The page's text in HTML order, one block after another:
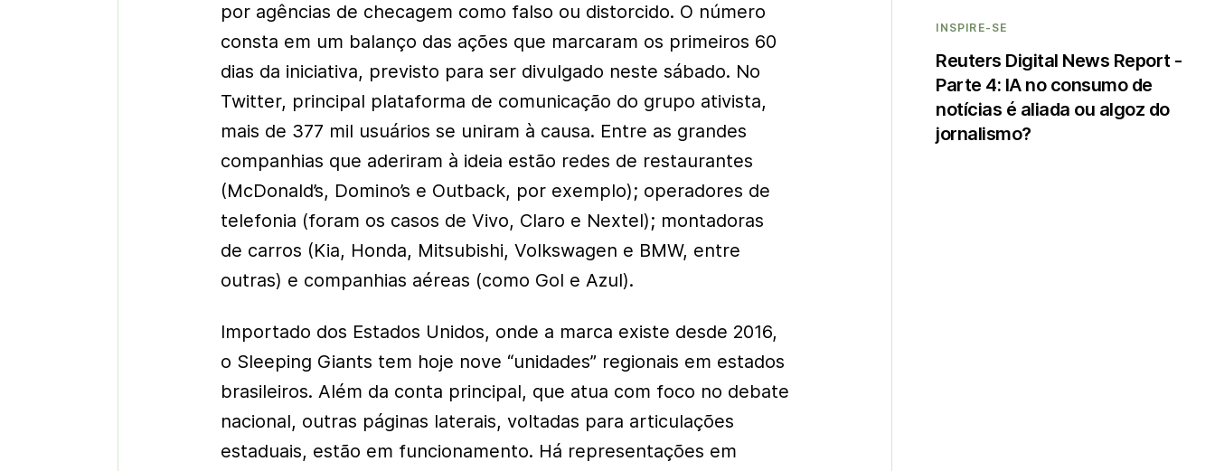
por agências de checagem como falso ou distorcido. O número
consta em um balanço das ações que marcaram os primeiros 60
dias da iniciativa, previsto para ser divulgado neste sábado. No
Twitter, principal plataforma de comunicação do grupo ativista,
mais de 377 mil usuários se uniram à causa. Entre as grandes
companhias que aderiram à ideia estão redes de restaurantes
(McDonald’s, Domino’s e Outback, por exemplo); operadores de
telefonia (foram os casos de Vivo, Claro e Nextel); montadoras
de carros (Kia, Honda, Mitsubishi, Volkswagen e BMW, entre
outras) e companhias aéreas (como Gol e Azul).
Importado dos Estados Unidos, onde a marca existe desde 2016,
o Sleeping Giants tem hoje nove “unidades” regionais em estados
brasileiros. Além da conta principal, que atua com foco no debate
nacional, outras páginas laterais, voltadas para articulações
estaduais, estão em funcionamento. Há representações em
INSPIRE-SE
Reuters Digital News Report -
Parte 4: IA no consumo de
notícias é aliada ou algoz do
jornalismo?